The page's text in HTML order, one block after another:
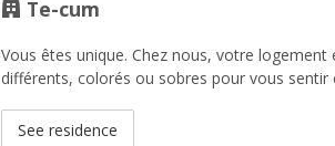
Te-cum
Vous êtes unique. Chez nous, votre
différents, colorés ou sobres pour vous sentir
See residence